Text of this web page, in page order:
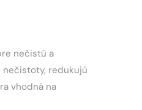
nečistú a
redukujú
vhodná na